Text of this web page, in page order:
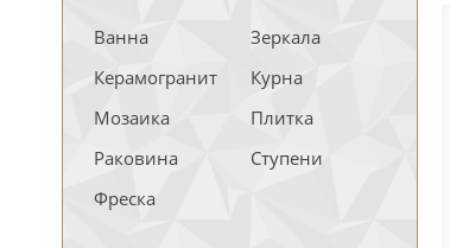
Ванна
Зеркала
Керамогранит
Курна
Мозаика
Плитка
Раковина
Ступени
Фреска